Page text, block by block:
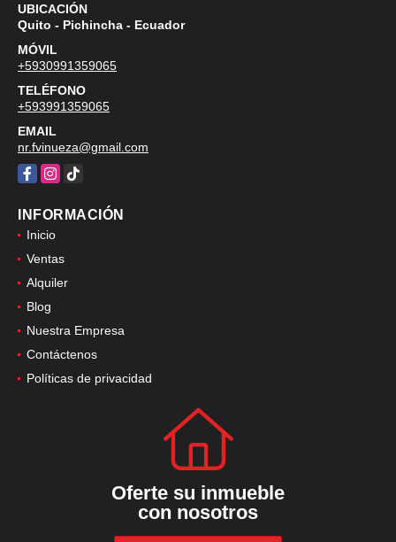
UBICACIÓN
Quito - Pichincha - Ecuador
MÓVIL
+5930991359065
TELÉFONO
+593991359065
EMAIL
nr.fvinueza@gmail.com
Facebook
Instagram
TikTok
INFORMACIÓN
Inicio
Ventas
Alquiler
Blog
Nuestra Empresa
Contáctenos
Políticas de privacidad
Oferte su inmueble
con nosotros